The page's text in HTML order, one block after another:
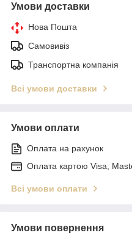
Умови доставки
Нова Пошта
Самовивіз
Транспортна компанія
Всі умови доставки
Умови оплати
Оплата на рахунок
Оплата картою Visa,
Всі умови оплати
Умови повернення